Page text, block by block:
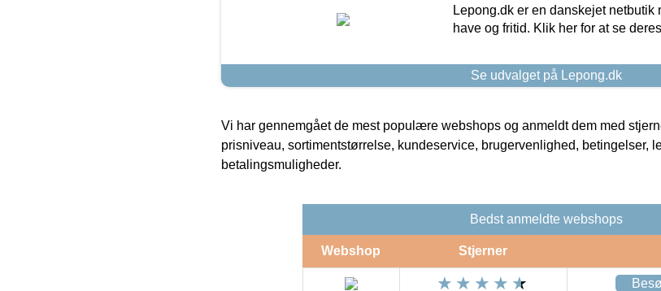
Lepong.dk er en danskejet
have og fritid. Klik her for at se
Se udvalget på Lepong.dk
Vi har gennemgået de mest populære webshops og anmeldt dem med
prisniveau, sortimentstørrelse, kundeservice, brugervenlighed, betingelser,
betalingsmuligheder.
Bedst anmeldte webshops
Webshop Stjerner